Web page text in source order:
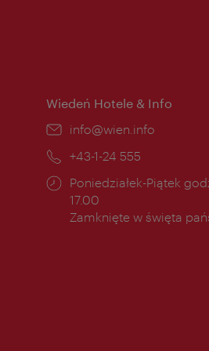
Wiedeń Hotele & Info
E-
info@wien.info
Telefon:
+43-1-24 555
Godziny
otwarcia:
Poniedziałek-Piątek
17.00
Zamknięte w święta